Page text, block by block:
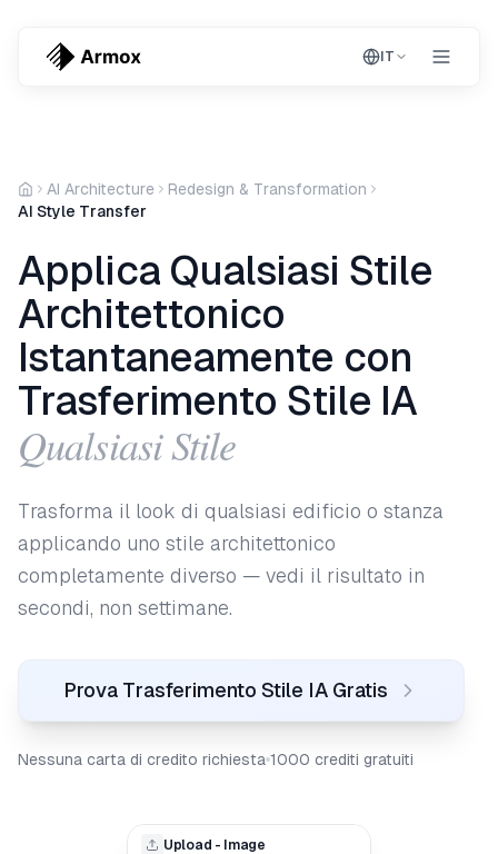
IT
AI Architecture
Redesign & Transformation
AI Style Transfer
Applica Qualsiasi Stile
Architettonico
Istantaneamente con
Trasferimento Stile IA
Qualsiasi Stile
Trasforma il look di qualsiasi edificio o stanza
applicando uno stile architettonico
completamente diverso — vedi il risultato in
secondi, non settimane.
Prova Trasferimento Stile IA Gratis
Nessuna carta di credito richiesta 1000 crediti gratuiti
Upload - Image